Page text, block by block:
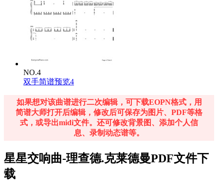
NO.4
双手简谱预览4
如果想对该曲谱进行二次编辑，可下载EOPN格式，用
简谱大师打开后编辑，修改后可保存为图片、PDF等格
式，或导出midi文件。还可修改背景图、添加个人信
息、录制动态谱等。
星星交响曲-理查德.克莱德曼PDF文件下
载